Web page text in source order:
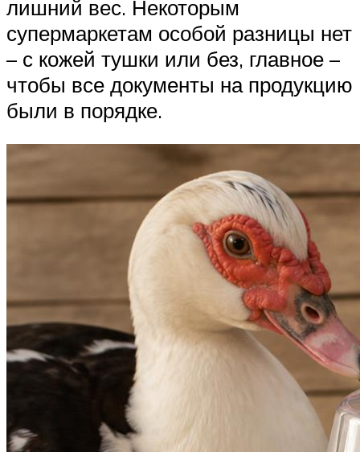
лишний вес. Некоторым
супермаркетам особой разницы нет
– с кожей тушки или без, главное –
чтобы все документы на продукцию
были в порядке.